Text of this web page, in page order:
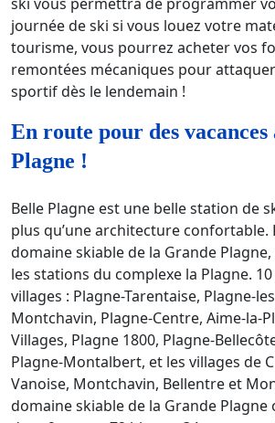
journée de ski si vous louez votre
tourisme, vous pourrez acheter vos
remontées mécaniques pour
sportif dès le lendemain !
En route pour des
Plagne !
Belle Plagne est une belle station de
plus qu’une architecture confortable.
domaine skiable de la Grande
les stations du complexe la Plagne.
villages : Plagne-Tarentaise, Plagne-
Montchavin, Plagne-Centre, Aime-la-
Villages, Plagne 1800, Plagne-
Plagne-Montalbert, et les villages de
Vanoise, Montchavin, Bellentre et
domaine skiable de la Grande Plagne